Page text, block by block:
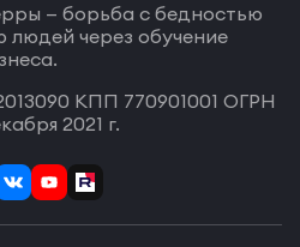
— борьба с бедностью
людей через обучение
КПП 770901001 ОГРН
2021 г.